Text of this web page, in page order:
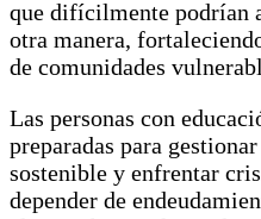
que difícilmente podrían
otra manera,
de comunidades
Las personas con
preparadas para
sostenible y enfrentar
depender de